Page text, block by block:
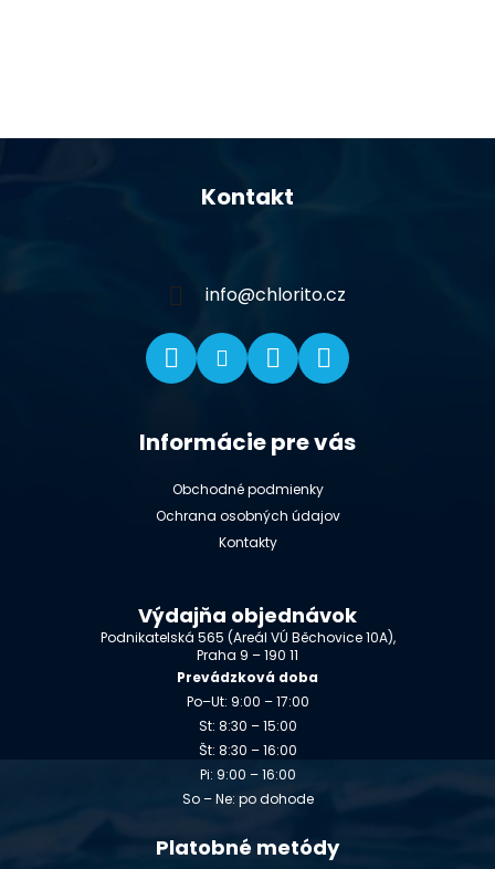
Z
Kontakt
info@chlorito.cz
Informácie pre vás
Obchodné podmienky
Ochrana osobných údajov
Kontakty
Výdajňa objednávok
Podnikatelská 565 (Areál VÚ Běchovice 10A),
Praha 9 – 190 11
Prevádzková doba
Po–Ut: 9:00 – 17:00
St: 8:30 – 15:00
Št: 8:30 – 16:00
Pi: 9:00 – 16:00
So – Ne: po dohode
Platobné metódy